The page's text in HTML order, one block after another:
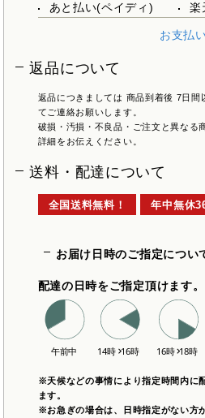
あと払い(ペイディ)
楽
お支払
返品について
返品につきましては 商品到着後 7日間
てご連絡お願いします。
破損・汚損・不良品・ご注文と異なる
詳細をお伝えください。
送料・配達について
全国送料無料！ 年中無休
お届け日時のご指定につい
配達の日時をご指定頂けます。
※天候などの事情により指定時間内に
ます。
※お急ぎの場合は、日時指定がない方